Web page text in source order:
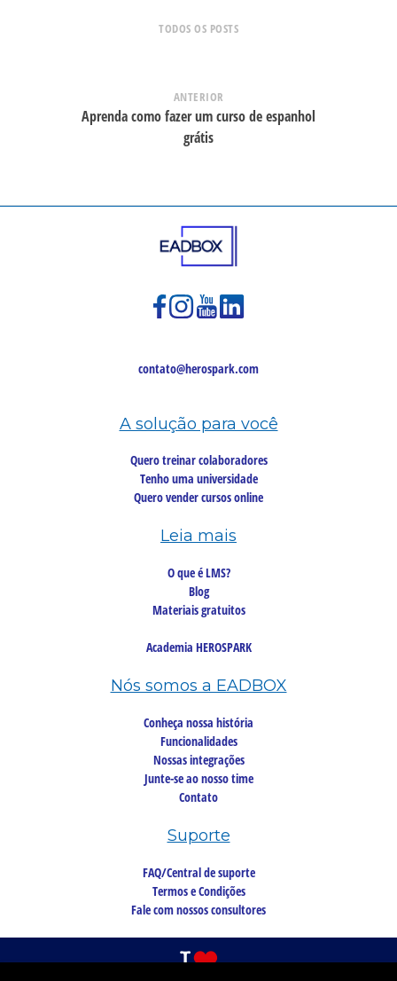
TODOS OS POSTS
ANTERIOR
Aprenda como fazer um curso de espanhol
grátis
contato@herospark.com
A solução para você
Quero treinar colaboradores
Tenho uma universidade
Quero vender cursos online
Leia mais
O que é LMS?
Blog
Materiais gratuitos
Academia HEROSPARK
Nós somos a EADBOX
Conheça nossa história
Funcionalidades
Nossas integrações
Junte-se ao nosso time
Contato
Suporte
FAQ/Central de suporte
Termos e Condições
Fale com nossos consultores